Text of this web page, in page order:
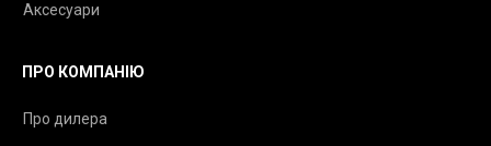
Аксесуари
ПРО КОМПАНІЮ
Про дилера